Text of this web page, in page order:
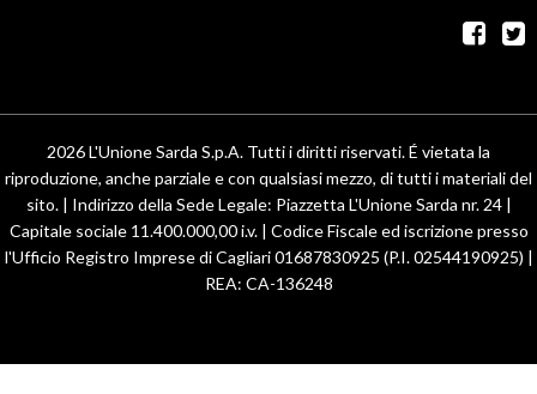
2026 L'Unione Sarda S.p.A. Tutti i diritti riservati. É vietata la
riproduzione, anche parziale e con qualsiasi mezzo, di tutti i materiali del
sito. | Indirizzo della Sede Legale: Piazzetta L'Unione Sarda nr. 24 |
Capitale sociale 11.400.000,00 i.v. | Codice Fiscale ed iscrizione presso
l'Ufficio Registro Imprese di Cagliari 01687830925 (P.I. 02544190925) |
REA: CA-136248